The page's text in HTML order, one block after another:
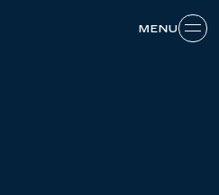
MENU